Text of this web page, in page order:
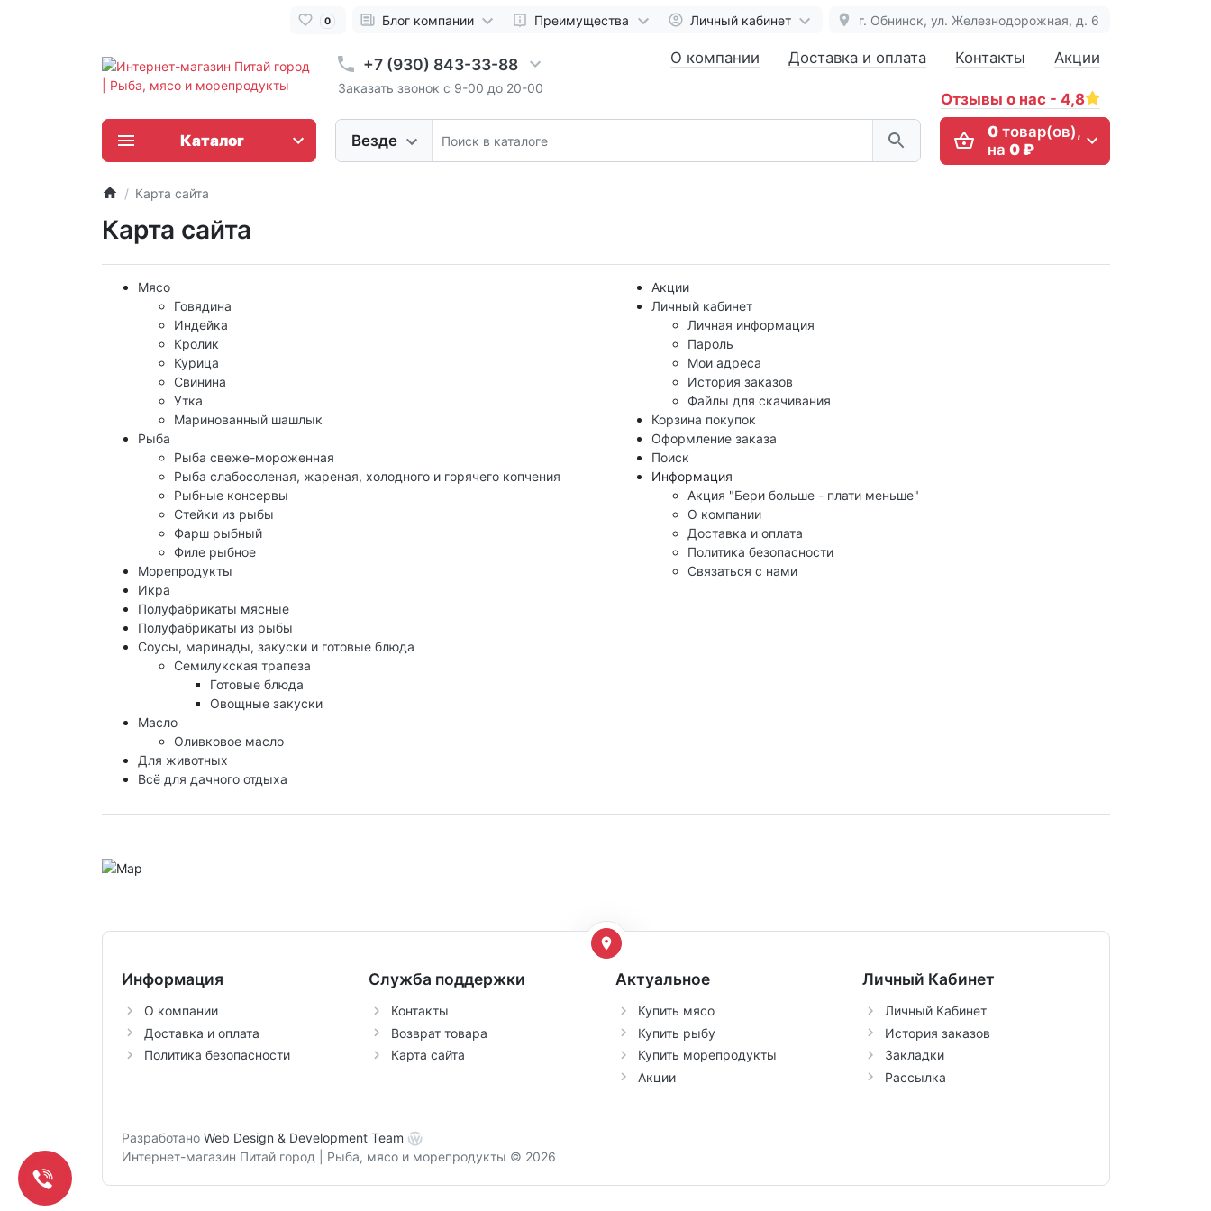
0 Блог компании Преимущества Личный кабинет г. Обнинск, ул. Железнодорожная, д. 6
+7 (930) 843-33-88
Заказать звонок с 9-00 до 20-00
Везде
О компании Доставка и оплата Контакты Акции
Отзывы о нас - 4,8
0товар(ов),
на 0 ₽
Каталог
Карта сайта
Карта сайта
Мясо
Говядина
Индейка
Кролик
Курица
Свинина
Утка
Маринованный шашлык
Рыба
Рыба свеже-мороженная
Рыба слабосоленая, жареная, холодного и горячего копчения
Рыбные консервы
Стейки из рыбы
Фарш рыбный
Филе рыбное
Морепродукты
Икра
Полуфабрикаты мясные
Полуфабрикаты из рыбы
Соусы, маринады, закуски и готовые блюда
Семилукская трапеза
Готовые блюда
Овощные закуски
Масло
Оливковое масло
Для животных
Всё для дачного отдыха
Акции
Личный кабинет
Личная информация
Пароль
Мои адреса
История заказов
Файлы для скачивания
Корзина покупок
Оформление заказа
Поиск
Информация
Акция "Бери больше - плати меньше"
О компании
Доставка и оплата
Политика безопасности
Связаться с нами
Информация
О компании
Доставка и оплата
Политика безопасности
Служба поддержки
Контакты
Возврат товара
Карта сайта
Актуальное
Купить мясо
Купить рыбу
Купить морепродукты
Акции
Личный Кабинет
Личный Кабинет
История заказов
Закладки
Рассылка
Разработано Web Design & Development Team
Интернет-магазин Питай город | Рыба, мясо и морепродукты © 2026